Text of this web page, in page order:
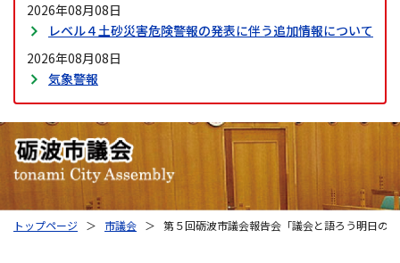
2026年08月08日
レベル４土砂災害危険警報の発表に伴う追加情報について
2026年08月08日
気象警報
トップページ ＞ 市議会 ＞ 第５回砺波市議会報告会「議会と語ろう明日の